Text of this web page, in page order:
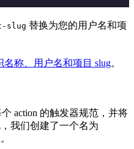
slug 替换为您的用户名和项
名称、用户名和项目 slug。
action 的触发器规范，并将
我们创建了一个名为